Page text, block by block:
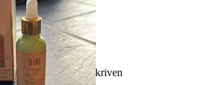
varan inte är som beskriven